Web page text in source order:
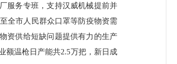
服务专班，支持汉威机械提前并
全市人民群众口罩等防疫物资需
资供给短缺问题提供有力的生产
额温枪日产能共2.5万把，新日成